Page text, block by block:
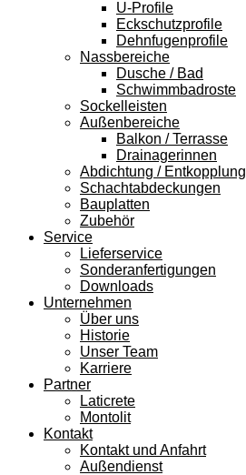
U-Profile
Eckschutzprofile
Dehnfugenprofile
Nassbereiche
Dusche / Bad
Schwimmbadroste
Sockelleisten
Außenbereiche
Balkon / Terrasse
Drainagerinnen
Abdichtung / Entkopplung
Schachtabdeckungen
Bauplatten
Zubehör
Service
Lieferservice
Sonderanfertigungen
Downloads
Unternehmen
Über uns
Historie
Unser Team
Karriere
Partner
Laticrete
Montolit
Kontakt
Kontakt und Anfahrt
Außendienst